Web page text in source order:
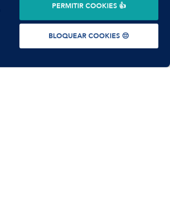
PERMITIR COOKIES 👍
BLOQUEAR COOKIES 😔